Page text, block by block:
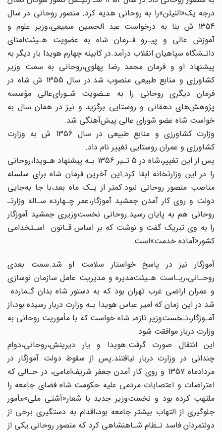
درجه یک«النیلن»را به روحانی هدیه کرد. منصور روحانی در سال
1354 ش بنا به درخواست عبد الحسین سمیعی،وزیر علوم و
آموزش‌ عالی‌ و پیـرو فـرمان شاه به عضویت هـیئت‌امنای
دانـشگاه سپاهیان انقلاب درآمد.در کابینه چهارم هویدا بار دیگر به
پیشنهاد او و فرمان محمد رضا پهلوی،روحانی به سمت وزیر
کشاورزی و منابع طبیعی‌ منصوب‌ شد.در سال 1355 ش شاه در
فرمان دیگری روحانی را به‌ عـضویت شـورای‌عالی مؤسسه
پژوهش‌های دهقانی و روستایی برگزید و نیز در همان سال به‌
خواست شاه عضو شورای عالی پیش‌آهنگی‌ شد‌.
وزارت کشاورزی و منابع طبیعی در سال 1356 ش به وزارت
کشاورزی و عمران روستایی‌ تغییر نام داد.
پس از این تغییر،شاه در 5 تـیر 1356 بـه پیشنهاد هـویدا،روحانی
را در‌ این‌ وزارتخانه‌ ابقا کرد.این آخرین فرمان‌ شاه‌ برای‌ سلسله
مناصب منصور روحانی نبود.کمتر از یـک ماه بعد،با جا به‌جایی
دولت و روی کار آمدن جمشید آموزگار،عمر چـهارده‌ سـاله‌ وزارتـ‌
روحانی هم به پایان‌ رسید.روحانی نخست‌وزیری جمشید‌ آموزگار‌
را به وی تبریک گفت و نوشت که بر اساس‌ قـانون ‌ ‌اسـتخدامی
کشور«آماده خدمت»است.
آموزگار نیز در پاسخ‌ خواستار‌ سلامت‌ او شد.سمت بعدی
روحـانی،ریـاست هـیئت‌مدیره و مدیریت عامل سازمان‌ نوسازی
و عمران اراضی غرب تهران بود که به دستور شاه بدان گـمارده‌
شد‌.در‌ این‌ زمان که امیر عباس هویدا بـه وزارت دربار رسیده بود،از‌
آمـوزگار‌،نـخست‌وزیر تازهء شاه خواست که با مأموریت روحانی به
وزارت دربار موافقت شود.
این انتقال صورت‌ گرفت‌.هویدا‌ و یار دیرینش،روحانی،دوام
چندانی در وزارت دربار نیافتند.پس از سقوط‌ دولت‌ آموزگار‌ در
مردادماه 1357 و روی کار آمدن جعفر شریف‌امامی، در حـالی که
اعتراضات و اعتصابات مردمی‌ علیه‌ حکومت‌ شاه فضای جامعه را
ملتهب کرده بود و نخست‌وزیر جدید با شعار«آشتی ملی»مأمور‌
جلوگیری‌ از التهاب بیشتر جامعه بود،اقدام به‌ دستگیری برخی از
دولتمردان فاسد نـظام‌ شـاهنشاهی‌ کرد‌ که منصور روحانی یکی از